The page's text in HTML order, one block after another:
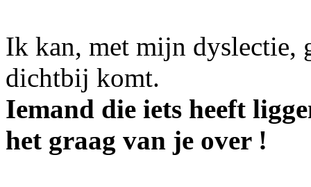
Ik kan, met mijn dyslectie,
dichtbij komt.
Iemand die iets heeft
het graag van je over !